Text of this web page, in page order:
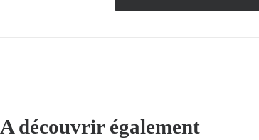
[1930]
A découvrir également